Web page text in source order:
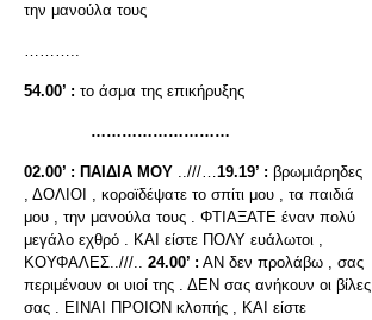
την μανούλα τους
………..
54.00’ : το άσμα της επικήρυξης
………………………
02.00’ : ΠΑΙΔΙΑ ΜΟΥ ..///…19.19’ : βρωμιάρηδες
, ΔΟΛΙΟΙ , κοροϊδέψατε το σπίτι μου , τα παιδιά
μου , την μανούλα τους . ΦΤΙΑΞΑΤΕ έναν πολύ
μεγάλο εχθρό . ΚΑΙ είστε ΠΟΛΥ ευάλωτοι ,
ΚΟΥΦΑΛΕΣ..///.. 24.00’ : ΑΝ δεν προλάβω , σας
περιμένουν οι υιοί της . ΔΕΝ σας ανήκουν οι βίλες
σας . ΕΙΝΑΙ ΠΡΟΙΟΝ κλοπής , ΚΑΙ είστε